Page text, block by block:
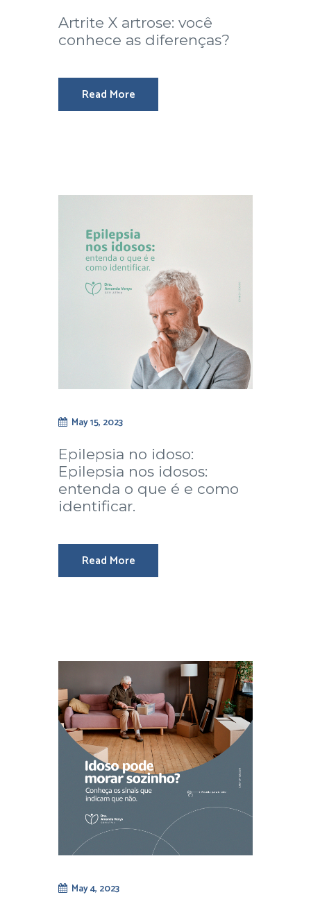
Artrite X artrose: você
conhece as diferenças?
Read More
May 15, 2023
Epilepsia no idoso:
Epilepsia nos idosos:
entenda o que é e como
identificar.
Read More
May 4, 2023